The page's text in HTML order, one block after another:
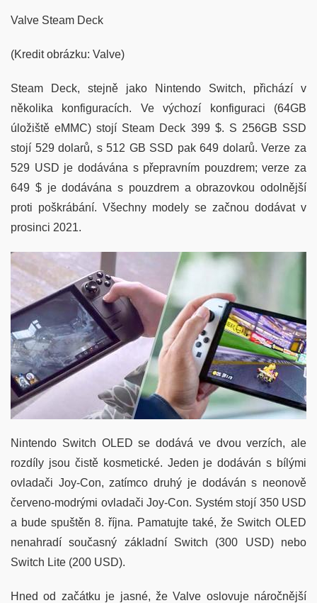
Valve Steam Deck
(Kredit obrázku: Valve)
Steam Deck, stejně jako Nintendo Switch, přichází v
několika konfiguracích. Ve výchozí konfiguraci (64GB
úložiště eMMC) stojí Steam Deck 399 $. S 256GB SSD
stojí 529 dolarů, s 512 GB SSD pak 649 dolarů. Verze za
529 USD je dodávána s přepravním pouzdrem; verze za
649 $ je dodávána s pouzdrem a obrazovkou odolnější
proti poškrábání. Všechny modely se začnou dodávat v
prosinci 2021.
Nintendo Switch OLED se dodává ve dvou verzích, ale
rozdíly jsou čistě kosmetické. Jeden je dodáván s bílými
ovladači Joy-Con, zatímco druhý je dodáván s neonově
červeno-modrými ovladači Joy-Con. Systém stojí 350 USD
a bude spuštěn 8. října. Pamatujte také, že Switch OLED
nenahradí současný základní Switch (300 USD) nebo
Switch Lite (200 USD).
Hned od začátku je jasné, že Valve oslovuje náročnější